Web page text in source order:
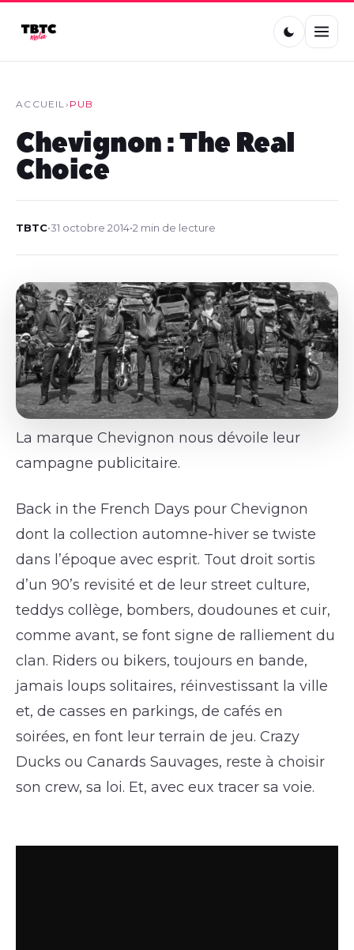
ACCUEIL› PUB
Chevignon : The Real
Choice
TBTC•31 octobre 2014•2 min de lecture
La marque Chevignon nous dévoile leur
campagne publicitaire.
Back in the French Days pour Chevignon
dont la collection automne-hiver se twiste
dans l’époque avec esprit. Tout droit sortis
d’un 90’s revisité et de leur street culture,
teddys collège, bombers, doudounes et cuir,
comme avant, se font signe de ralliement du
clan. Riders ou bikers, toujours en bande,
jamais loups solitaires, réinvestissant la ville
et, de casses en parkings, de cafés en
soirées, en font leur terrain de jeu. Crazy
Ducks ou Canards Sauvages, reste à choisir
son crew, sa loi. Et, avec eux tracer sa voie.